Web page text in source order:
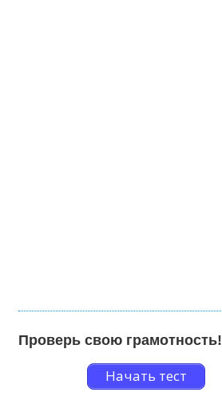
Проверь свою грамотность!
Начать тест